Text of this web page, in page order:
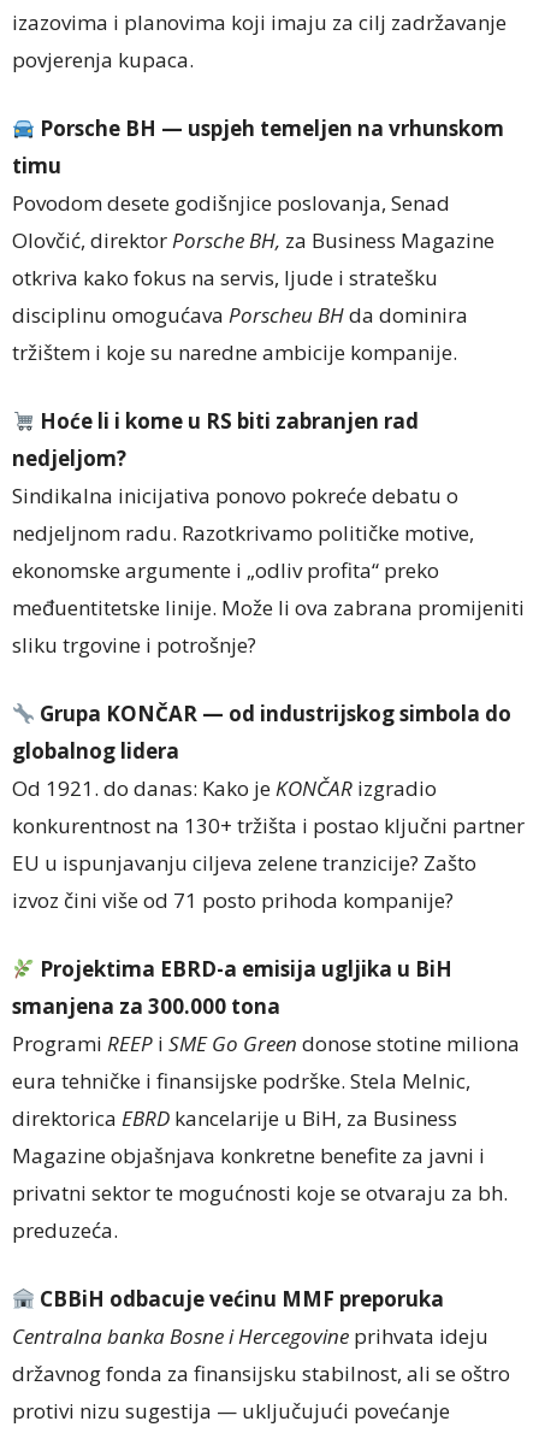
izazovima i planovima koji imaju za cilj zadržavanje
povjerenja kupaca.
Porsche BH — uspjeh temeljen na vrhunskom
timu
Povodom desete godišnjice poslovanja, Senad
Olovčić, direktorPorsche BH, za Business Magazine
otkriva kako fokus na servis, ljude i stratešku
disciplinu omogućava Porscheu BHda dominira
tržištem i koje su naredne ambicije kompanije.
Hoće li i kome u RS biti zabranjen rad
nedjeljom?
Sindikalna inicijativa ponovo pokreće debatu o
nedjeljnom radu. Razotkrivamo političke motive,
ekonomske argumente i „odliv profita“ preko
međuentitetske linije. Može li ova zabrana promijeniti
sliku trgovine i potrošnje?
Grupa KONČAR — od industrijskog simbola do
globalnog lidera
Od 1921. do danas: Kako jeKONČAR izgradio
konkurentnost na 130+ tržišta i postao ključni partner
EU u ispunjavanju ciljeva zelene tranzicije? Zašto
izvoz čini više od 71 posto prihoda kompanije?
Projektima EBRD-a emisija ugljika u BiH
smanjena za 300.000 tona
Programi REEP i SME Go Green donose stotine miliona
eura tehničke i finansijske podrške. Stela Melnic,
direktorica EBRD kancelarije u BiH, za Business
Magazine objašnjava konkretne benefite za javni i
privatni sektor te mogućnosti koje se otvaraju za bh.
preduzeća.
CBBiH odbacuje većinu MMF preporuka
Centralna banka Bosne i Hercegovine prihvata ideju
državnog fonda za finansijsku stabilnost, ali se oštro
protivi nizu sugestija — uključujući povećanje